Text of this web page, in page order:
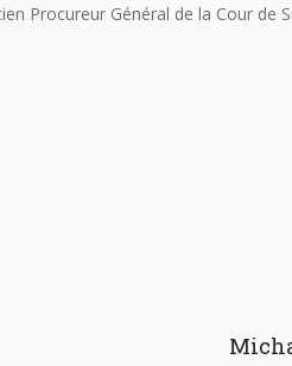
Procureur Général de la Cour de